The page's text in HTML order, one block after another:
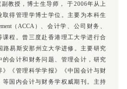
教授，博士生导师， 于2006年从上
取得管理学博士学位。主要为本科生
（ACCA） 、会计学、公司财务、
课程。曾三度赴香港理工大学进行合
路易斯安那州立大学进修。主要研究
的会计和财务问题、管理会计，研究
》《管理科学学报》《中国会计与财
等国内会计与财务学权威期刊。主持